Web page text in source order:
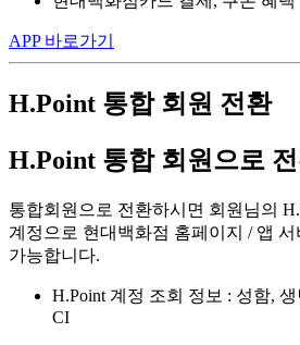
APP 바로가기
H.Point 통합 회원 전환
H.Point 통합 회원으로
통합회원으로 전환하시면 회원님의
계정으로 현대백화점 홈페이지 / 앱 서
가능합니다.
H.Point 계정 조회 정보 : 성함,
CI